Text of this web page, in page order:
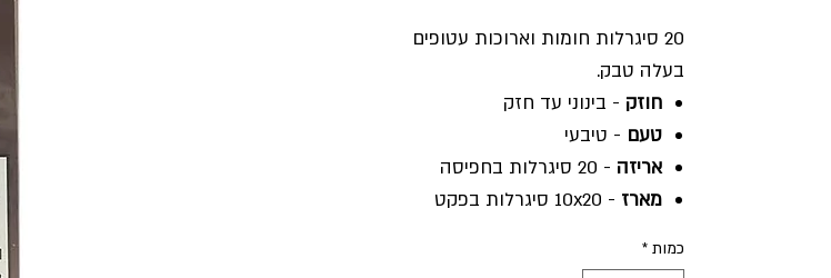
20 סיגרלות חומות וארוכות עטופים
בעלה טבק.
חוזק - בינוני עד חזק
טעם - טיבעי
אריזה - 20 סיגרלות בחפיסה
מארז - 10x20 סיגרלות בפקט
לחפיסה אחת
כמות *